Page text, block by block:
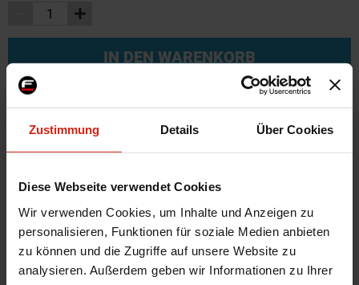
Zustimmung Details Über Cookies
Diese Webseite verwendet Cookies
Wir verwenden Cookies, um Inhalte und Anzeigen zu
personalisieren, Funktionen für soziale Medien anbieten
zu können und die Zugriffe auf unsere Website zu
analysieren. Außerdem geben wir Informationen zu Ihrer
IN DEN WARENKORB
Weitere Informationen
Informationen
Marke
SK-Import
Farbe
Bronze
Material
Stahl